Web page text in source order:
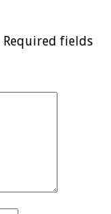
Required fields